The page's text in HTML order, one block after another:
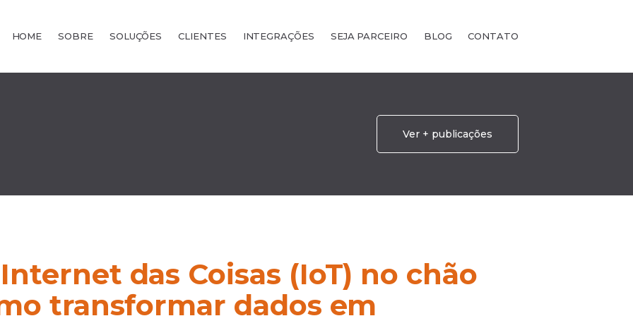
HOME SOBRE SOLUÇÕES CLIENTES INTEGRAÇÕES SEJA PARCEIRO BLOG CONTATO
Ver + publicações
das Coisas (IoT) no chão
transformar dados em